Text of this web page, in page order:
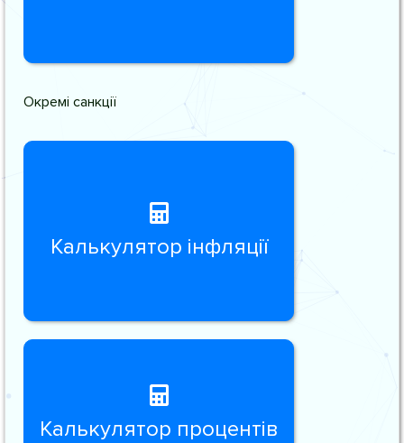
Окремі санкції
Калькулятор інфляції
Калькулятор процентів